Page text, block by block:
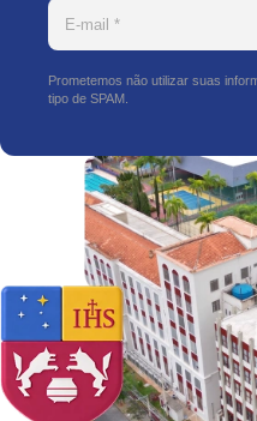
Prometemos não utilizar suas
tipo de SPAM.